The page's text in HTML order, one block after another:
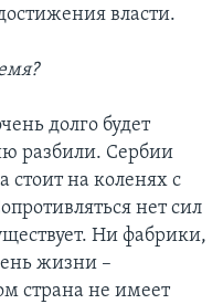
власти.
долго будет
разбили. Сербии
стоит на коленях с
нет сил
Ни фабрики,
жизни –
страна не имеет